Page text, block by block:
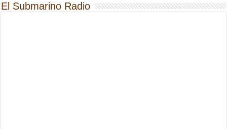
El Submarino Radio